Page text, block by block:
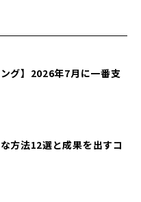
ング】2026年7月に一番支
方法12選と成果を出すコ